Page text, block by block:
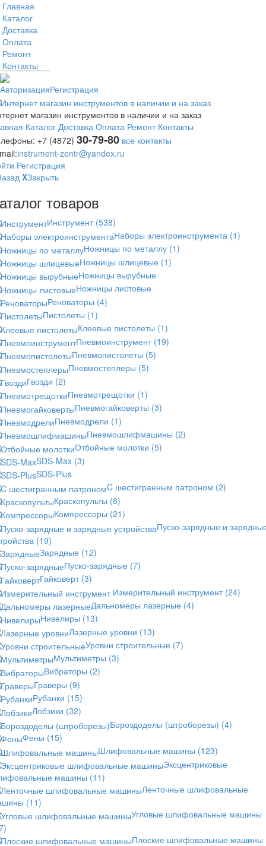
Главная
Каталог
Доставка
Оплата
Ремонт
Контакты
АвторизацияРегистрация
магазин инструментов в наличии и на заказ
Каталог Доставка Оплата Ремонт Контакты
+7 (4872) 30-79-80 все контакты
instrument-zentr@yandex.ru
Регистрация
XЗакрыть
товаров
Инструмент (538)
Наборы электроинструмента (1)
Ножницы по металлу (1)
Ножницы шлицевые (1)
Ножницы вырубные
Ножницы листовые
Реноваторы (4)
Пистолеты (1)
Клеевые пистолеты (1)
Пневмоинструмент (19)
Пневмопистолеты (5)
Пневмостеплеры (5)
Гвозди (2)
Пневмотрещотки (1)
Пневмогайковерты (3)
Пневмодрели (1)
Пневмошлифмашины (2)
Отбойные молотки (5)
SDS-Max (3)
SDS-Plus
C шестигранным патроном (2)
Краскопульты (8)
Компрессоры (21)
Пуско-зарядные и
(19)
Зарядные (12)
Пуско-зарядные (7)
Гайковерт (3)
Измерительный инструмент (24)
Дальномеры лазерные (4)
Нивелиры (13)
Лазерные уровни (13)
Уровни строительные (7)
Мультиметры (3)
Вибраторы (2)
Граверы (9)
Рубанки (15)
Лобзики (32)
Бороздоделы (штроборезы) (4)
Фены (15)
Шлифовальные машины (123)
Эксцентриковые
машины (11)
Ленточные шлифовальные
(11)
Угловые шлифовальные машины
Плоские шлифовальные машины